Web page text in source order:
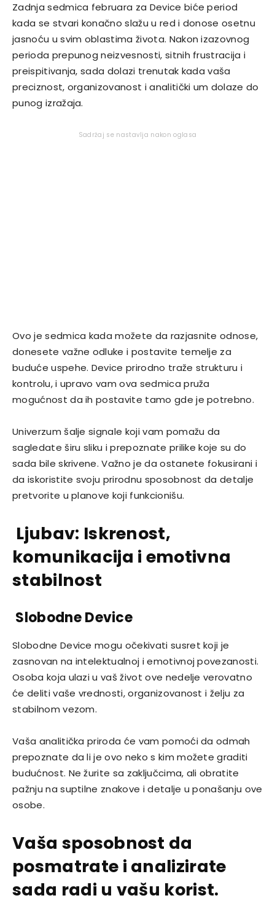
Zadnja sedmica februara za Device biće period
kada se stvari konačno slažu u red i donose osetnu
jasnoću u svim oblastima života. Nakon izazovnog
perioda prepunog neizvesnosti, sitnih frustracija i
preispitivanja, sada dolazi trenutak kada vaša
preciznost, organizovanost i analitički um dolaze do
punog izražaja.
Sadržaj se nastavlja nakon oglasa
Ovo je sedmica kada možete da razjasnite odnose,
donesete važne odluke i postavite temelje za
buduće uspehe. Device prirodno traže strukturu i
kontrolu, i upravo vam ova sedmica pruža
mogućnost da ih postavite tamo gde je potrebno.
Univerzum šalje signale koji vam pomažu da
sagledate širu sliku i prepoznate prilike koje su do
sada bile skrivene. Važno je da ostanete fokusirani i
da iskoristite svoju prirodnu sposobnost da detalje
pretvorite u planove koji funkcionišu.
Ljubav: Iskrenost,
komunikacija i emotivna
stabilnost
Slobodne Device
Slobodne Device mogu očekivati susret koji je
zasnovan na intelektualnoj i emotivnoj povezanosti.
Osoba koja ulazi u vaš život ove nedelje verovatno
će deliti vaše vrednosti, organizovanost i želju za
stabilnom vezom.
Vaša analitička priroda će vam pomoći da odmah
prepoznate da li je ovo neko s kim možete graditi
budućnost. Ne žurite sa zaključcima, ali obratite
pažnju na suptilne znakove i detalje u ponašanju ove
osobe.
Vaša sposobnost da
posmatrate i analizirate
sada radi u vašu korist.